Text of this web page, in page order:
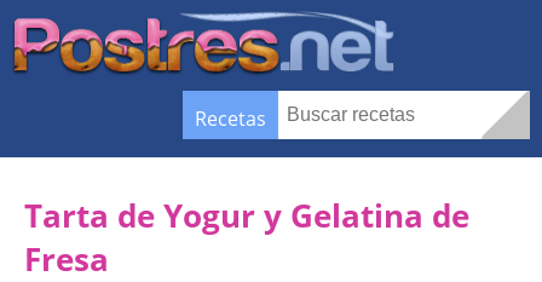
Recetas
Tarta de Yogur y Gelatina de
Fresa